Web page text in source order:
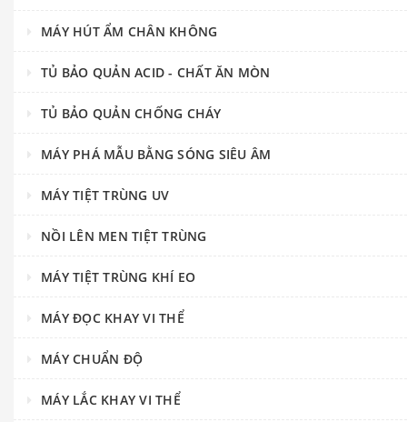
MÁY HÚT ẨM CHÂN KHÔNG
TỦ BẢO QUẢN ACID - CHẤT ĂN MÒN
TỦ BẢO QUẢN CHỐNG CHÁY
MÁY PHÁ MẪU BẰNG SÓNG SIÊU ÂM
MÁY TIỆT TRÙNG UV
NỒI LÊN MEN TIỆT TRÙNG
MÁY TIỆT TRÙNG KHÍ EO
MÁY ĐỌC KHAY VI THỂ
MÁY CHUẨN ĐỘ
MÁY LẮC KHAY VI THỂ